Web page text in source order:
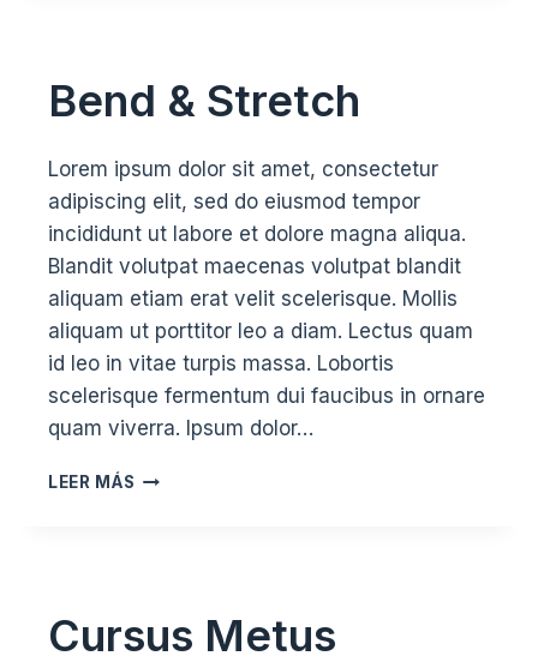
Bend & Stretch
Lorem ipsum dolor sit amet, consectetur
adipiscing elit, sed do eiusmod tempor
incididunt ut labore et dolore magna aliqua.
Blandit volutpat maecenas volutpat blandit
aliquam etiam erat velit scelerisque. Mollis
aliquam ut porttitor leo a diam. Lectus quam
id leo in vitae turpis massa. Lobortis
scelerisque fermentum dui faucibus in ornare
quam viverra. Ipsum dolor…
LEER MÁS BEND
Cursus Metus